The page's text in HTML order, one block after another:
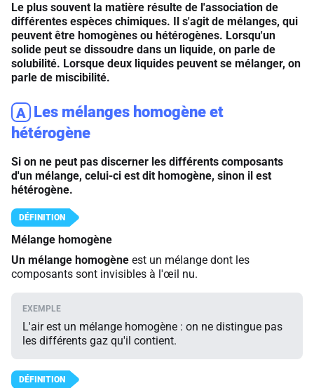
Le plus souvent la matière résulte de l'association de
différentes espèces chimiques. Il s'agit de mélanges, qui
peuvent être homogènes ou hétérogènes. Lorsqu'un
solide peut se dissoudre dans un liquide, on parle de
solubilité. Lorsque deux liquides peuvent se mélanger, on
parle de miscibilité.
A Les mélanges homogène et
hétérogène
Si on ne peut pas discerner les différents composants
d'un mélange, celui-ci est dit homogène, sinon il est
hétérogène.
Mélange homogène
Un mélange homogène est un mélange dont les
composants sont invisibles à l'œil nu.
L'air est un mélange homogène : on ne distingue pas
les différents gaz qu'il contient.